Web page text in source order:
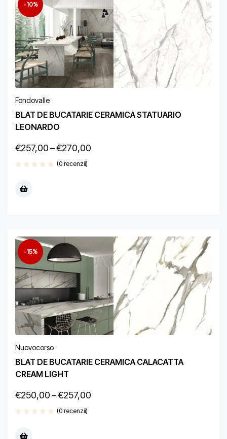
-10%
Fondovalle
BLAT DE BUCATARIE CERAMICA STATUARIO
LEONARDO
€257,00–€270,00
(0 recenzii)
-15%
Nuovocorso
BLAT DE BUCATARIE CERAMICA CALACATTA
CREAM LIGHT
€250,00–€257,00
(0 recenzii)